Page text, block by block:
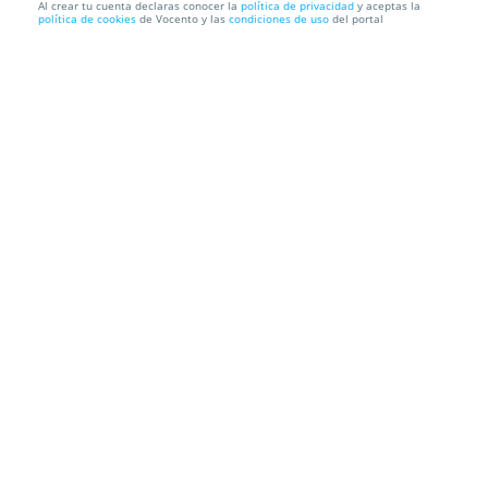
Tu entrada para Bioparc Fuengirola al mejor precio
Al crear tu cuenta declaras conocer la política de privacidad y aceptas la
política de cookies de Vocento y las condiciones de uso del portal